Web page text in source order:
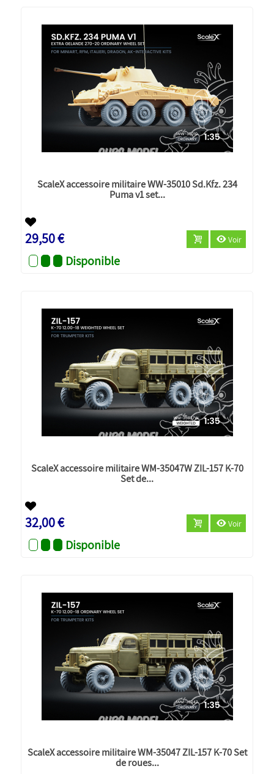
ScaleX accessoire militaire WW-35010 Sd.Kfz. 234
Puma v1 set...
29,50 € Voir
Disponible
ScaleX accessoire militaire WM-35047W ZIL-157 K-70
Set de...
32,00 € Voir
Disponible
ScaleX accessoire militaire WM-35047 ZIL-157 K-70 Set
de roues...